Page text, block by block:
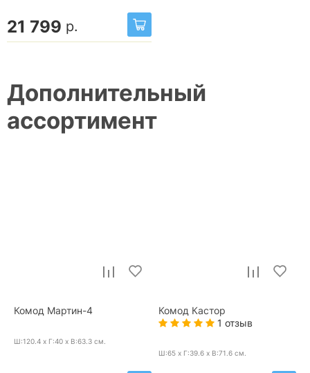
21 799 р.
Дополнительный
ассортимент
Комод Мартин-4
Ш:120.4 x Г:40 x В:63.3 см.
Комод Кастор
1 отзыв
Ш:65 x Г:39.6 x В:71.6 см.